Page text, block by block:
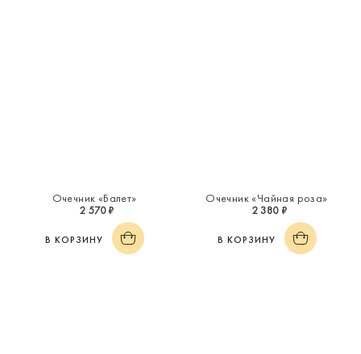
Очечник «Балет»
2 570 ₽
В КОРЗИНУ
Очечник «Чайная роза»
2 380 ₽
В КОРЗИНУ